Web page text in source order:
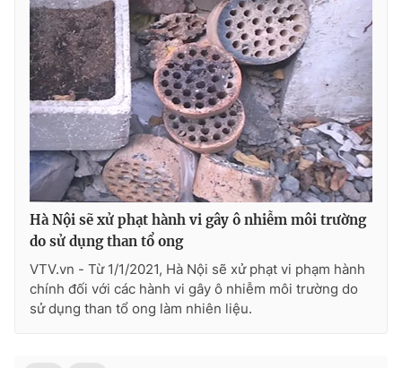
THỜI BÁO VTV
Theo dõi báo trên
Cơ quan chủ quản:Đài Truyền hình Việt Nam
Cơ quan báo chí:Thời báo VTV
Giấy phép hoạt động báo in và báo điện tử số 483/GP-BTTTT
cấp ngày 29/12/2023
Tổng Biên tập:Vũ Thanh Thủy
Hà Nội sẽ xử phạt hành vi gây ô nhiễm môi trường
do sử dụng than tổ ong
VTV.vn - Từ 1/1/2021, Hà Nội sẽ xử phạt vi phạm hành
chính đối với các hành vi gây ô nhiễm môi trường do
sử dụng than tổ ong làm nhiên liệu.